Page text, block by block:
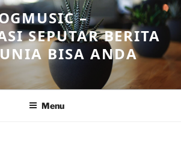
–
SEPUTAR BERITA
BISA ANDA
Menu